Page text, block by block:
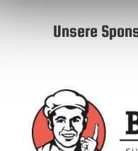
Unsere